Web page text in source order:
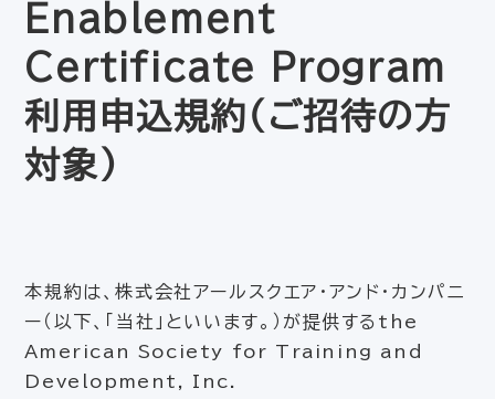
Enablement
Certificate Program
利用申込規約（ご招待の方
対象）
本規約は、株式会社アールスクエア・アンド・カンパニ
ー（以下、「当社」といいます。）が提供するthe
American Society for Training and
Development, Inc.